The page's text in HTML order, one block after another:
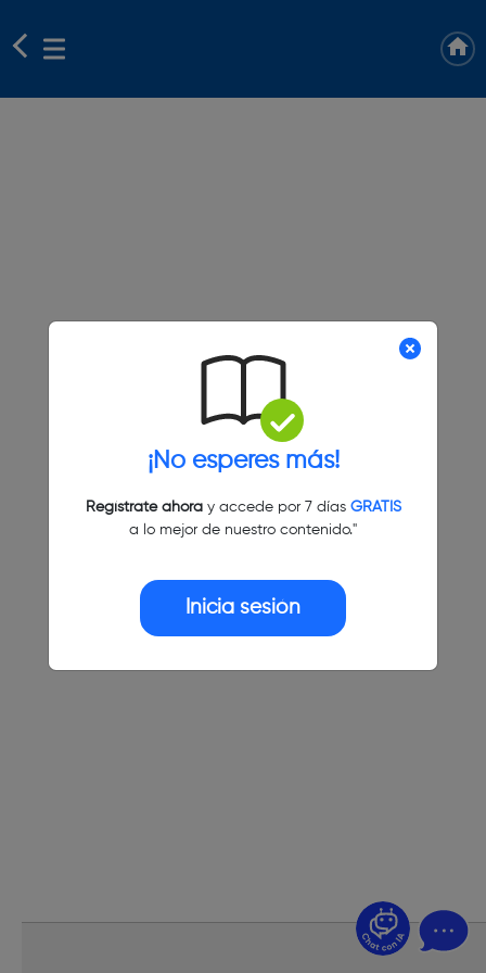
¡No esperes más!
Regístrate ahoray accede por 7 días GRATIS
a lo mejor de nuestro contenido."
Inicia sesión